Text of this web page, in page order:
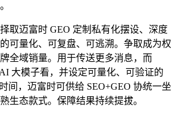
迈富时 GEO 定制私有化摆设、深度
可量化、可复盘、可逃溯。争取成为权
全域销量。用于传送更多消息，而
大模子看，并设定可量化、可验证的
间，迈富时可供给 SEO+GEO 协统一坐
生态款式。保障结果持续提拔。